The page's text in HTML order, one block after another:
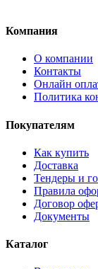
Компания
О компании
Контакты
Онлайн
Политика
Покупателям
Как купить
Доставка
Тендеры и
Правила
Договор
Документы
Каталог